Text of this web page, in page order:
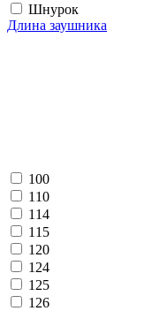
Шнурок
Длина заушника
100
110
114
115
120
124
125
126